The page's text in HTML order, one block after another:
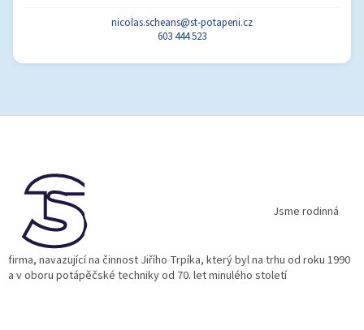
nicolas.scheans@st-potapeni.cz
603 444 523
Jsme rodinná
firma, navazující na činnost Jiřího Trpíka, který byl na trhu od roku 1990
a v oboru potápěčské techniky od 70. let minulého století